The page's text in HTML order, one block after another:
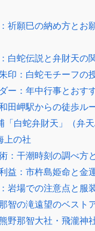
祈願巳の納め方とお
白蛇伝説と弁財天の
印：白蛇モチーフの
ー：年中行事とおす
田岬駅からの徒歩ル
「白蛇弁財天」（弁
上の社
：干潮時刻の調べ方
益：市杵島姫命と金
岩場での注意点と服
智の滝遠望のベスト
野那智大社・飛瀧神